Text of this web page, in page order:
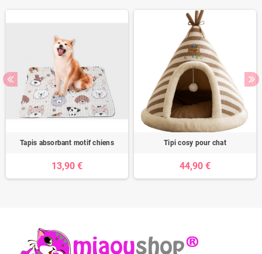
Tapis absorbant motif chiens
13,90 €
Tipi cosy pour chat
44,90 €